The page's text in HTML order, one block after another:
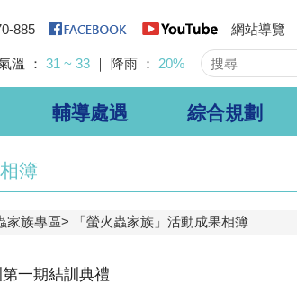
885 網站導覽
溫 31 ~ 33 降雨 20%
輔導處遇 綜合規劃
簿
家族專區 「螢火蟲家族」活動成果相簿
第一期結訓典禮